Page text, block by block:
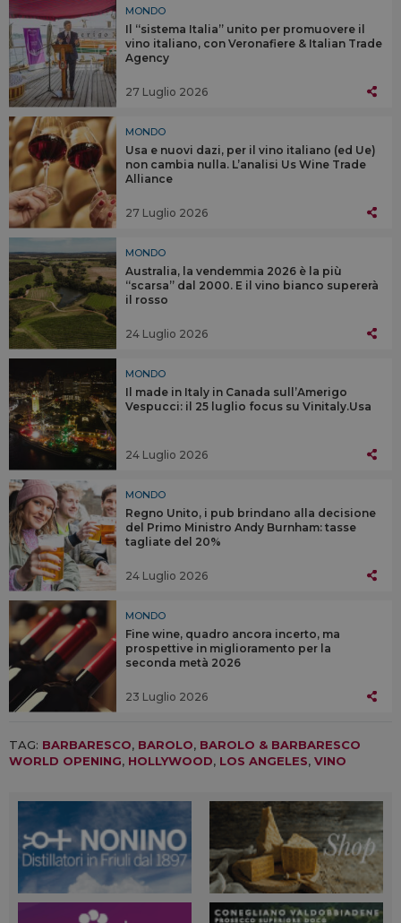
MONDO
Il “sistema Italia” unito per promuovere il
vino italiano, con Veronafiere & Italian Trade
Agency
27 Luglio 2026
MONDO
Usa e nuovi dazi, per il vino italiano (ed Ue)
non cambia nulla. L’analisi Us Wine Trade
Alliance
27 Luglio 2026
MONDO
Australia, la vendemmia 2026 è la più
“scarsa” dal 2000. E il vino bianco supererà
il rosso
24 Luglio 2026
MONDO
Il made in Italy in Canada sull’Amerigo
Vespucci: il 25 luglio focus su Vinitaly.Usa
24 Luglio 2026
MONDO
Regno Unito, i pub brindano alla decisione
del Primo Ministro Andy Burnham: tasse
tagliate del 20%
24 Luglio 2026
MONDO
Fine wine, quadro ancora incerto, ma
prospettive in miglioramento per la
seconda metà 2026
23 Luglio 2026
TAG: BARBARESCO, BAROLO, BAROLO & BARBARESCO
WORLD OPENING, HOLLYWOOD, LOS ANGELES, VINO